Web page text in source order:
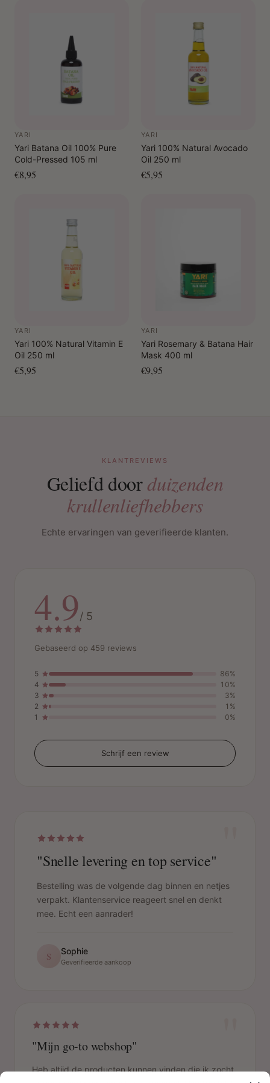
YARI
Yari Batana Oil 100% Pure
Cold-Pressed 105 ml
€8,95
YARI
Yari 100% Natural Avocado
Oil 250 ml
€5,95
YARI
Yari 100% Natural Vitamin E
Oil 250 ml
€5,95
YARI
Yari Rosemary & Batana Hair
Mask 400 ml
€9,95
KLANTREVIEWS
Geliefd doorduizenden
krullenliefhebbers
Echte ervaringen van geverifieerde klanten.
4.9/ 5
Gebaseerd op 459 reviews
5
86%
4
10%
3
3%
2
1%
1
0%
Schrijf een review
"Snelle levering en top service"
Bestelling was de volgende dag binnen en netjes
verpakt. Klantenservice reageert snel en denkt
mee. Echt een aanrader!
S Sophie
Geverifieerde aankoop
"Mijn go-to webshop"
Heb altijd de producten kunnen vinden die ik zocht.